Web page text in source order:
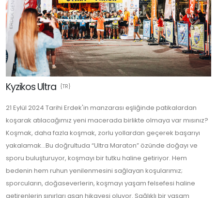
Kyzikos Ultra {TR}
21 Eylül 2024 Tarihi Erdek'in manzarası eşliğinde patikalardan
koşarak atılacağımız yeni macerada birlikte olmaya var mısınız?
Koşmak, daha fazla koşmak, zorlu yollardan geçerek başarıyı
yakalamak...Bu doğrultuda “Ultra Maraton” özünde doğayı ve
sporu buluşturuyor, koşmayı bir tutku haline getiriyor. Hem
bedenin hem ruhun yenilenmesini sağlayan koşularımız;
sporcuların, doğaseverlerin, koşmayı yaşam felsefesi haline
getirenlerin sınırları aşan hikayesi oluyor. Sağlıklı bir yaşam